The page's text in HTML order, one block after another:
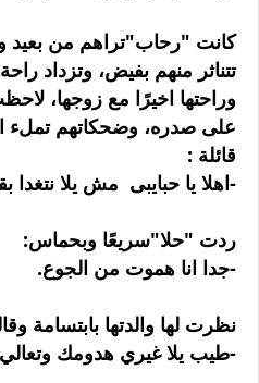
كانت "رحاب"تراهم من بعيد
تتناثر منهم بفيض، وتزداد
وراحتها اخيرًا مع زوجها،
على صدره، وضحكاتهم تملء
قائلة :
-اهلا يا حبايبى مش يلا نتغدا
ردت "حلا"سريعًا وبحماس:
-جدا انا هموت من الجوع.
نظرت لها والدتها بابتسامة
-طيب يلا غيري هدومك وتعالي